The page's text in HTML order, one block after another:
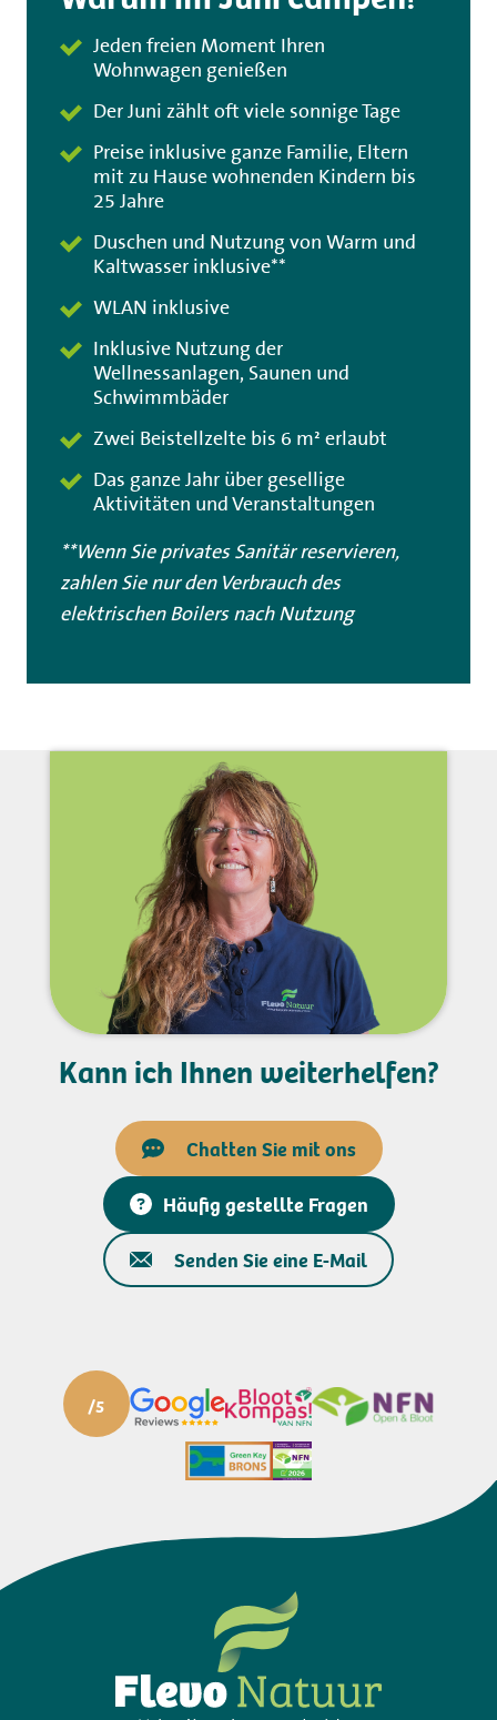
Jeden freien Moment Ihren
Wohnwagen genießen
Der Juni zählt oft viele sonnige Tage
Preise inklusive ganze Familie, Eltern
mit zu Hause wohnenden Kindern bis
25 Jahre
Duschen und Nutzung von Warm und
Kaltwasser inklusive**
WLAN inklusive
Inklusive Nutzung der
Wellnessanlagen, Saunen und
Schwimmbäder
Zwei Beistellzelte bis 6 m² erlaubt
Das ganze Jahr über gesellige
Aktivitäten und Veranstaltungen
**Wenn Sie privates Sanitär reservieren,
zahlen Sie nur den Verbrauch des
elektrischen Boilers nach Nutzung
Kann ich Ihnen weiterhelfen?
Chatten Sie mit ons
Häufig gestellte Fragen
Senden Sie eine E-Mail